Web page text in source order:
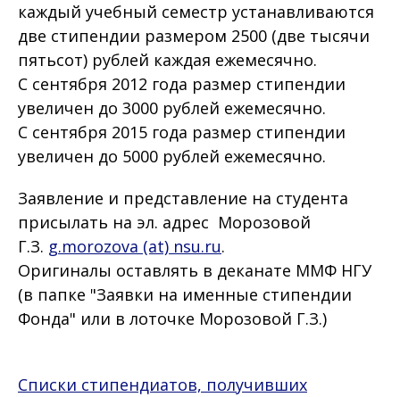
каждый учебный семестр устанавливаются
две стипендии размером 2500 (две тысячи
пятьсот) рублей каждая ежемесячно.
C сентября 2012 года размер стипендии
увеличен до 3000 рублей ежемесячно.
C сентября 2015 года размер стипендии
увеличен до 5000 рублей ежемесячно.
Заявление и представление на студента
присылать на эл. адрес Морозовой
Г.З. g.morozova (at) nsu.ru.
Оригиналы оставлять в деканате ММФ НГУ
(в папке "Заявки на именные стипендии
Фонда" или в лоточке Морозовой Г.З.)
Списки стипендиатов, получивших